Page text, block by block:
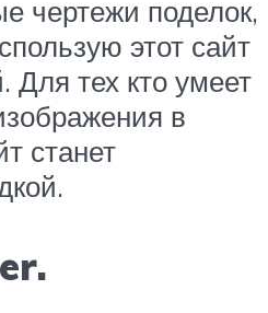
чертежи поделок,
этот сайт
Для тех кто умеет
в
станет